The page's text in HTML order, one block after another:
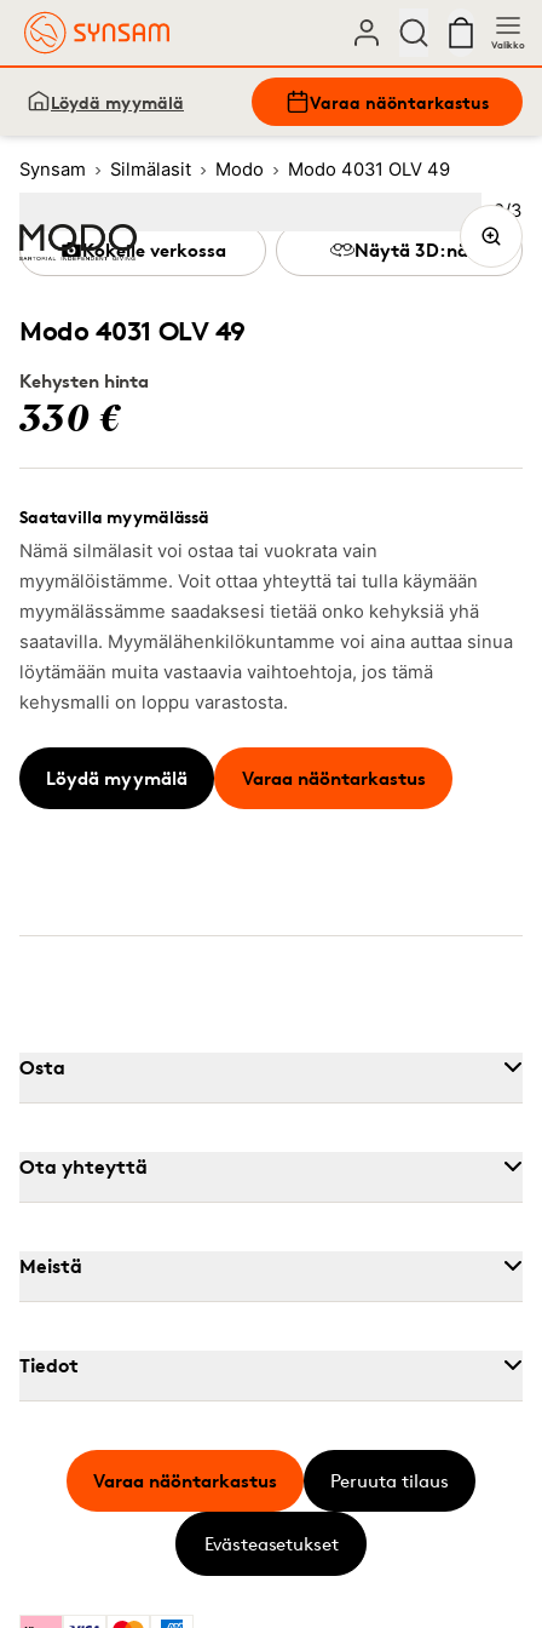
Valikko
Löydä myymälä Varaa näöntarkastus
Synsam Silmälasit Modo Modo 4031 OLV 49
Modo 4031 OLV 49
Kehysten hinta
330 €
Saatavilla myymälässä
Nämä silmälasit voi ostaa tai vuokrata vain
myymälöistämme. Voit ottaa yhteyttä tai tulla käymään
myymälässämme saadaksesi tietää onko kehyksiä yhä
saatavilla. Myymälähenkilökuntamme voi aina auttaa sinua
löytämään muita vastaavia vaihtoehtoja, jos tämä
kehysmalli on loppu varastosta.
Löydä myymälä Varaa näöntarkastus
Kokeile verkossa Näytä 3D:nä
Kuva
2/3
Image 3
Osta
Ota yhteyttä
Meistä
Tiedot
Varaa näöntarkastus Peruuta tilaus
Evästeasetukset